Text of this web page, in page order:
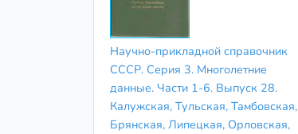
Научно-прикладной справочник
СССР. Серия 3. Многолетние
данные. Части 1-6. Выпуск 28.
Калужская, Тульская, Тамбовская,
Брянская, Липецкая, Орловская,